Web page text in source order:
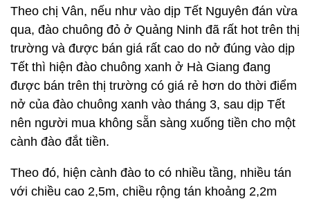
Theo chị Vân, nếu như vào dịp Tết Nguyên đán vừa
qua, đào chuông đỏ ở Quảng Ninh đã rất hot trên thị
trường và được bán giá rất cao do nở đúng vào dịp
Tết thì hiện đào chuông xanh ở Hà Giang đang
được bán trên thị trường có giá rẻ hơn do thời điểm
nở của đào chuông xanh vào tháng 3, sau dịp Tết
nên người mua không sẵn sàng xuống tiền cho một
cành đào đắt tiền.
Theo đó, hiện cành đào to có nhiều tầng, nhiều tán
với chiều cao 2,5m, chiều rộng tán khoảng 2,2m